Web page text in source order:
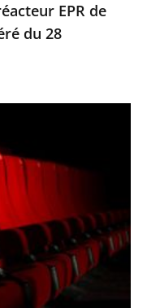
EPR de
du 28